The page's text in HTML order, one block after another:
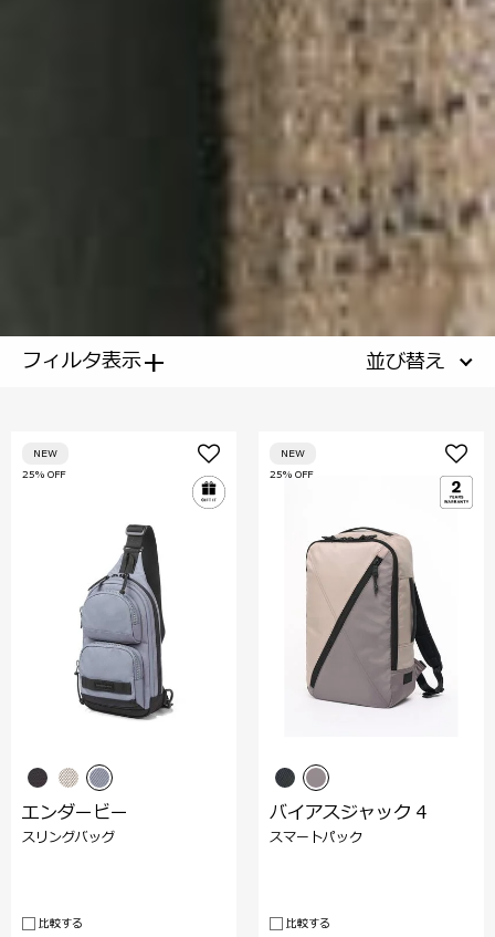
フィルタ表示+ 並び替え
25% OFF
NEW
エンダービー
スリングバッグ
比較する
25% OFF
NEW
バイアスジャック 4
スマートパック
比較する